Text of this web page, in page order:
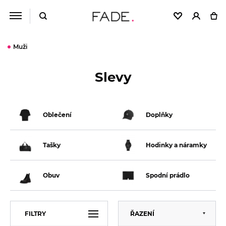
Muži
Slevy
Oblečení Doplňky
Tašky Hodinky a náramky
Obuv Spodní prádlo
FILTRY ŘAZENÍ
Výchozí